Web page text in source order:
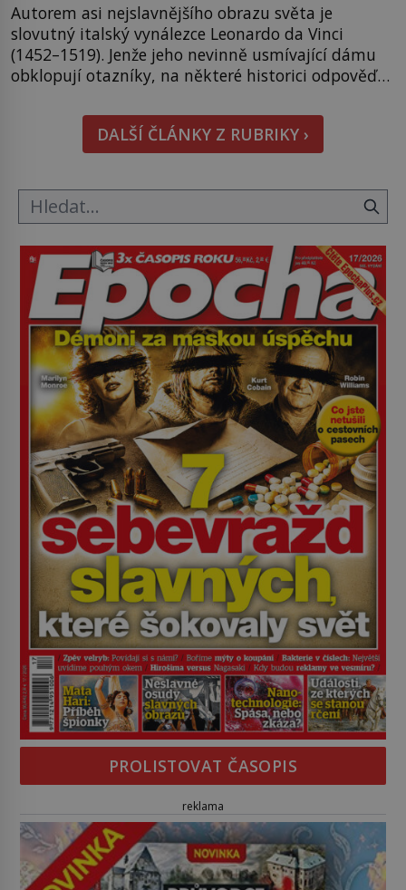
Autorem asi nejslavnějšího obrazu světa je
slovutný italský vynálezce Leonardo da Vinci
(1452–1519). Jenže jeho nevinně usmívající dámu
obklopují otazníky, na některé historici odpověď
pověsil Napoleon? Samotný císař Napoleon
Bonaparte (1769–1821) má pro malbu slabost, a
tak si ji ještě jako první konzul přemístí do své
DALŠÍ ČLÁNKY Z RUBRIKY ›
PROLISTOVAT ČASOPIS
reklama